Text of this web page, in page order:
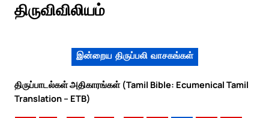
திருவிவிலியம்
இன்றைய திருப்பலி வாசகங்கள்
திருப்பாடல்கள் அதிகாரங்கள் (Tamil Bible: Ecumenical Tamil
Translation – ETB)